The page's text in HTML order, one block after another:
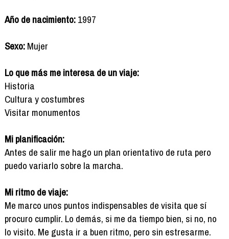
Año de nacimiento:1997
Sexo:Mujer
Lo que más me interesa de un viaje:
Historia
Cultura y costumbres
Visitar monumentos
Mi planificación:
Antes de salir me hago un plan orientativo de ruta pero
puedo variarlo sobre la marcha.
Mi ritmo de viaje:
Me marco unos puntos indispensables de visita que sí
procuro cumplir. Lo demás, si me da tiempo bien, si no, no
lo visito. Me gusta ir a buen ritmo, pero sin estresarme.